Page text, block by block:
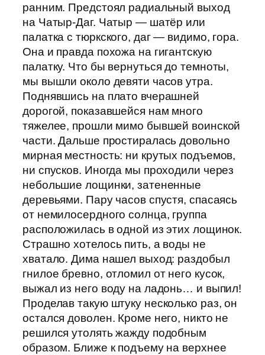
ранним. Предстоял радиальный выход
на Чатыр-Даг. Чатыр — шатёр или
палатка с тюркского, даг — видимо, гора.
Она и правда похожа на гигантскую
палатку. Что бы вернуться до темноты,
мы вышли около девяти часов утра.
Поднявшись на плато вчерашней
дорогой, показавшейся нам много
тяжелее, прошли мимо бывшей воинской
части. Дальше простиралась довольно
мирная местность: ни крутых подъемов,
ни спусков. Иногда мы проходили через
небольшие лощинки, затененные
деревьями. Пару часов спустя, спасаясь
от немилосердного солнца, группа
расположилась в одной из этих лощинок.
Страшно хотелось пить, а воды не
хватало. Дима нашел выход: раздобыл
гнилое бревно, отломил от него кусок,
выжал из него воду на ладонь… и выпил!
Проделав такую штуку несколько раз, он
остался доволен. Кроме него, никто не
решился утолять жажду подобным
образом. Ближе к подъему на верхнее